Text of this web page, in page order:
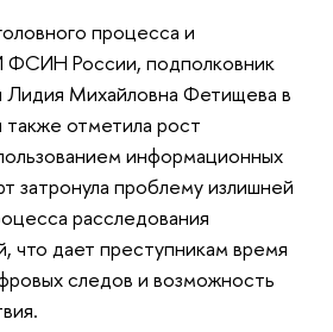
процесса и
ФСИН России, подполковник
Лидия Михайловна Фетищева в
отметила рост
информационных
затронула проблему излишней
расследования
что дает преступникам время
следов и возможность